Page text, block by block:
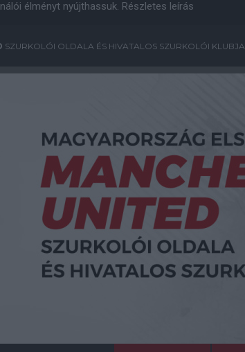
élményt nyújthassuk. Részletes leírás
SZURKOLÓI OLDALA ÉS HIVATALOS SZURKOLÓI KLUBJA